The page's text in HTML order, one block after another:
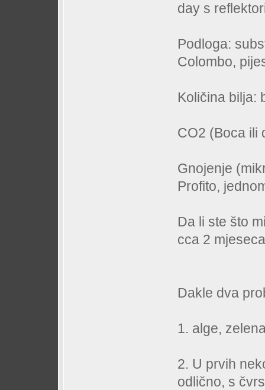
day s
Podloga:
Colombo,
Količina bilja:
CO2 (Boca ili
Gnojenje
Profito,
Da li ste što
cca 2
Dakle dva
1. alge,
2. U prvih
odlično, s